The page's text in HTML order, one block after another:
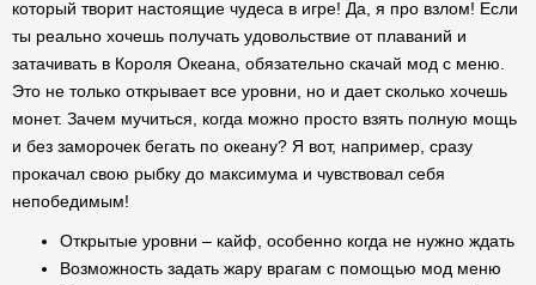
который творит настоящие чудеса в игре! Да, я про взлом! Если
ты реально хочешь получать удовольствие от плаваний и
затачивать в Короля Океана, обязательно скачай мод с меню.
Это не только открывает все уровни, но и дает сколько хочешь
монет. Зачем мучиться, когда можно просто взять полную мощь
и без заморочек бегать по океану? Я вот, например, сразу
прокачал свою рыбку до максимума и чувствовал себя
непобедимым!
Открытые уровни – кайф, особенно когда не нужно ждать
Возможность задать жару врагам с помощью мод меню